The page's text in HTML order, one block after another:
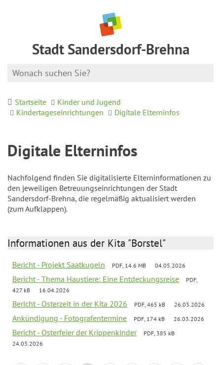
Stadt Sandersdorf-Brehna
Startseite
Kinder und Jugend
Kindertageseinrichtungen
Digitale Elterninfos
Digitale Elterninfos
Nachfolgend finden Sie digitalisierte Elterninformationen zu
den jeweiligen Betreuungseinrichtungen der Stadt
Sandersdorf-Brehna, die regelmäßig aktualisiert werden
(zum Aufklappen).
Informationen aus der Kita "Borstel"
Bericht - Projekt Saatkugeln PDF, 14.6 MB 04.05.2026
Bericht - Thema Haustiere: Eine Entdeckungsreise
PDF,
427 kB
16.04.2026
Bericht - Osterzeit in der Kita 2026 PDF, 465 kB 26.03.2026
Ankündigung - Fotografentermine PDF, 174 kB 26.03.2026
Bericht - Osterfeier der Krippenkinder
PDF, 385 kB
24.03.2026